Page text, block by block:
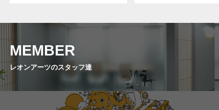
MEMBER
レオンアーツのスタッフ達